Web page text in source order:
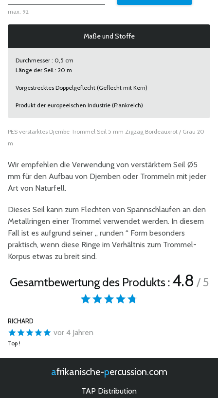
max. 92
Maße und Stoffe
Durchmesser : 0,5 cm
Länge der Seil : 20 m
Vorgestrecktes Doppelgeflecht (Geflecht mit Kern)
Produkt der europeeischen Industrie (Frankreich)
PES verstärktes Djembe Trommel Seil 5 mm Zigzag Bordeauxrot / Grau 20
m
Wir empfehlen die Verwendung von verstärktem Seil Ø5
mm für den Aufbau von Djemben oder Trommeln mit jeder
Art von Naturfell.
Dieses Seil kann zum Flechten von Spannschlaufen an den
Metallringen einer Trommel verwendet werden. In diesem
Fall ist es aufgrund seiner „ runden “ Form besonders
praktisch, wenn diese Ringe im Verhältnis zum Trommel-
Korpus etwas zu breit sind.
Gesamtbewertung des Produkts :4.8 / 5
RICHARD
vor 4 Jahren
Top !
afrikanische- percussion.com
TAP Distribution